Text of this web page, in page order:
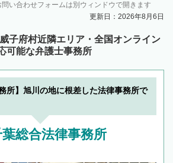
い合わせフォームは別ウィンドウで開きます
更新日：2026年8月6日
子府村近隣エリア・全国オンライン
可能な弁護士事務所
所】旭川の地に根差した法律事務所で
総合法律事務所